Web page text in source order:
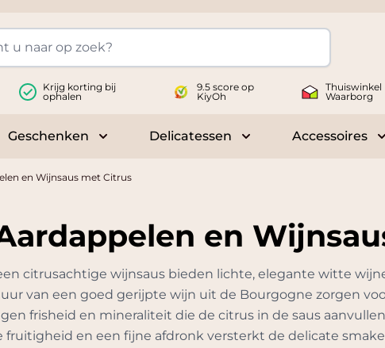
Krijg korting bij
ophalen
9.5 score op
KiyOh
Thuiswinkel
Waarborg
submenu for Wijnen
Geschenken
Toggle submenu for Geschenken
Delicatessen
Toggle submenu for
Accessoires
en Wijnsaus met Citrus
en
citrusachtige wijnsaus bieden lichte, elegante witte
van een goed gerijpte wijn uit de Bourgogne zorgen
frisheid en mineraliteit die de citrus in de saus
en een fijne afdronk versterkt de delicate